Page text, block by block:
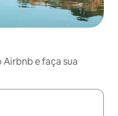
e faça sua
explore-os